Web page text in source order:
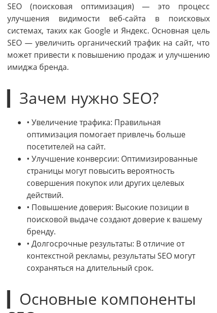
SEO (поисковая оптимизация) — это процесс
улучшения видимости веб-сайта в поисковых
системах, таких как Google и Яндекс. Основная цель
SEO — увеличить органический трафик на сайт, что
может привести к повышению продаж и улучшению
имиджа бренда.
▎Зачем нужно SEO?
• Увеличение трафика: Правильная
оптимизация помогает привлечь больше
посетителей на сайт.
• Улучшение конверсии: Оптимизированные
страницы могут повысить вероятность
совершения покупок или других целевых
действий.
• Повышение доверия: Высокие позиции в
поисковой выдаче создают доверие к вашему
бренду.
• Долгосрочные результаты: В отличие от
контекстной рекламы, результаты SEO могут
сохраняться на длительный срок.
▎Основные компоненты